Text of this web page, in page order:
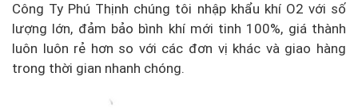
Công Ty Phú Thịnh chúng tôi nhập khẩu khí O2 với số
lượng lớn, đảm bảo bình khí mới tinh 100%, giá thành
luôn luôn rẻ hơn so với các đơn vị khác và giao hàng
trong thời gian nhanh chóng.